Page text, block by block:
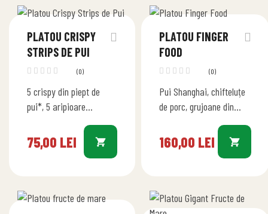
PLATOU CRISPY
STRIPS DE PUI
(0)
5 crispy din piept de
pui*, 5 aripioare
prăjiți de casă, salată
asortată și sos de…
75,00 LEI
PLATOU FINGER
FOOD
(0)
Pui Shanghai, chifteluțe
de porc, grujoane din
porc parizian, roșii
cherry, telemea,
160,00 LEI